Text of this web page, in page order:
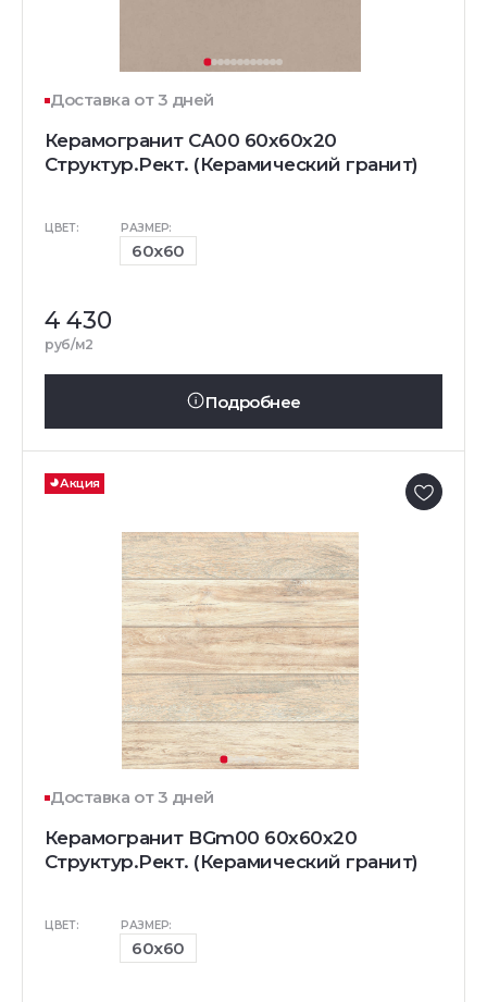
Доставка от 3 дней
Керамогранит CA00 60x60x20
Структур.Рект. (Керамический гранит)
ЦВЕТ: РАЗМЕР:
60x60
4 430
руб/м2
Подробнее
Акция
Доставка от 3 дней
Керамогранит BGm00 60x60x20
Структур.Рект. (Керамический гранит)
ЦВЕТ: РАЗМЕР:
60x60